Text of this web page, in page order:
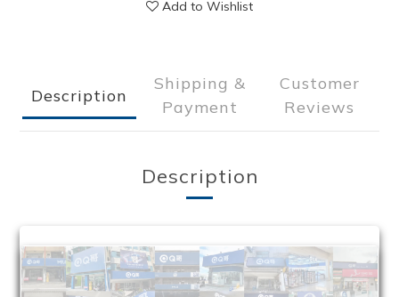
Add to Wishlist
Description
Shipping &
Payment
Customer
Reviews
Description